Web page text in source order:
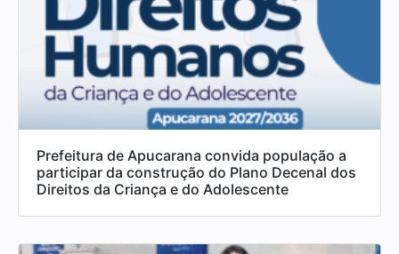
Prefeitura de Apucarana convida população a
participar da construção do Plano Decenal dos
Direitos da Criança e do Adolescente